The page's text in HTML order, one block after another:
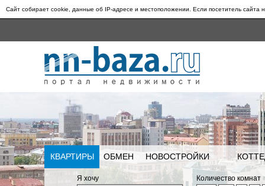
Сайт собирает cookie, данные об IP-адресе и местоположении. Если посетитель сайта
КВАРТИРЫ ОБМЕН НОВОСТРОЙКИ
Я хочу
Количество комнат